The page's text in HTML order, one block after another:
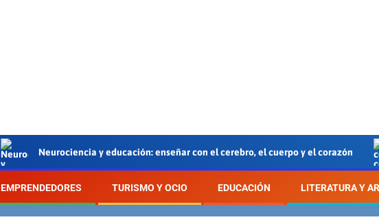
Neurociencia y educación: enseñar con el cerebro, el cuerpo y el corazón
EMPRENDEDORES TURISMO Y OCIO EDUCACIÓN LITERATURA Y